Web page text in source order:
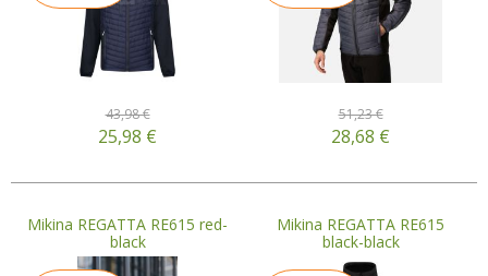
43,98 €
25,98 €
51,23 €
28,68 €
Mikina REGATTA RE615 red-
black
Mikina REGATTA RE615
black-black